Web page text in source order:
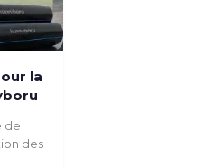
la
de
des